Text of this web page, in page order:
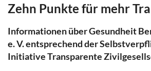
Zehn Punkte für mehr
Informationen über Gesundheit
e. V. entsprechend der
Initiative Transparente